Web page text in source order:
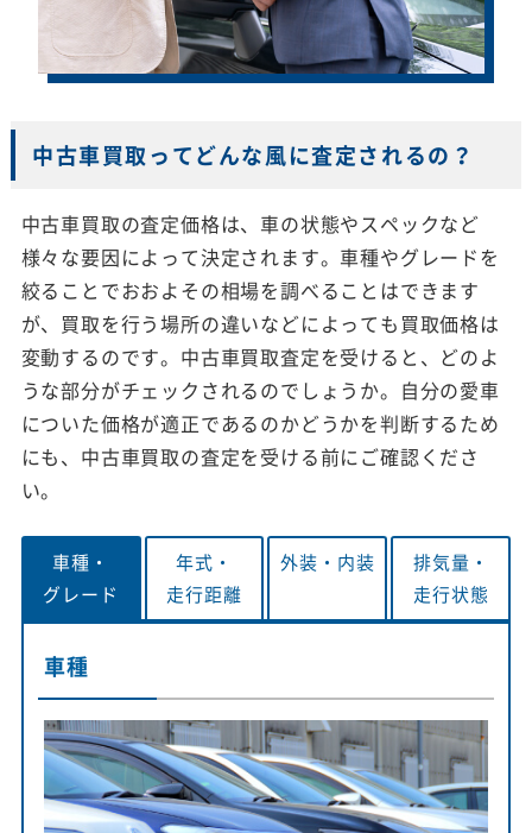
中古車買取ってどんな風に査定されるの？
中古車買取の査定価格は、車の状態やスペックなど
様々な要因によって決定されます。車種やグレードを
絞ることでおおよその相場を調べることはできます
が、買取を行う場所の違いなどによっても買取価格は
変動するのです。中古車買取査定を受けると、どのよ
うな部分がチェックされるのでしょうか。自分の愛車
についた価格が適正であるのかどうかを判断するため
にも、中古車買取の査定を受ける前にご確認くださ
い。
車種・
グレード
年式・
走行距離
外装・ 内装
排気量・
走行状態
車種